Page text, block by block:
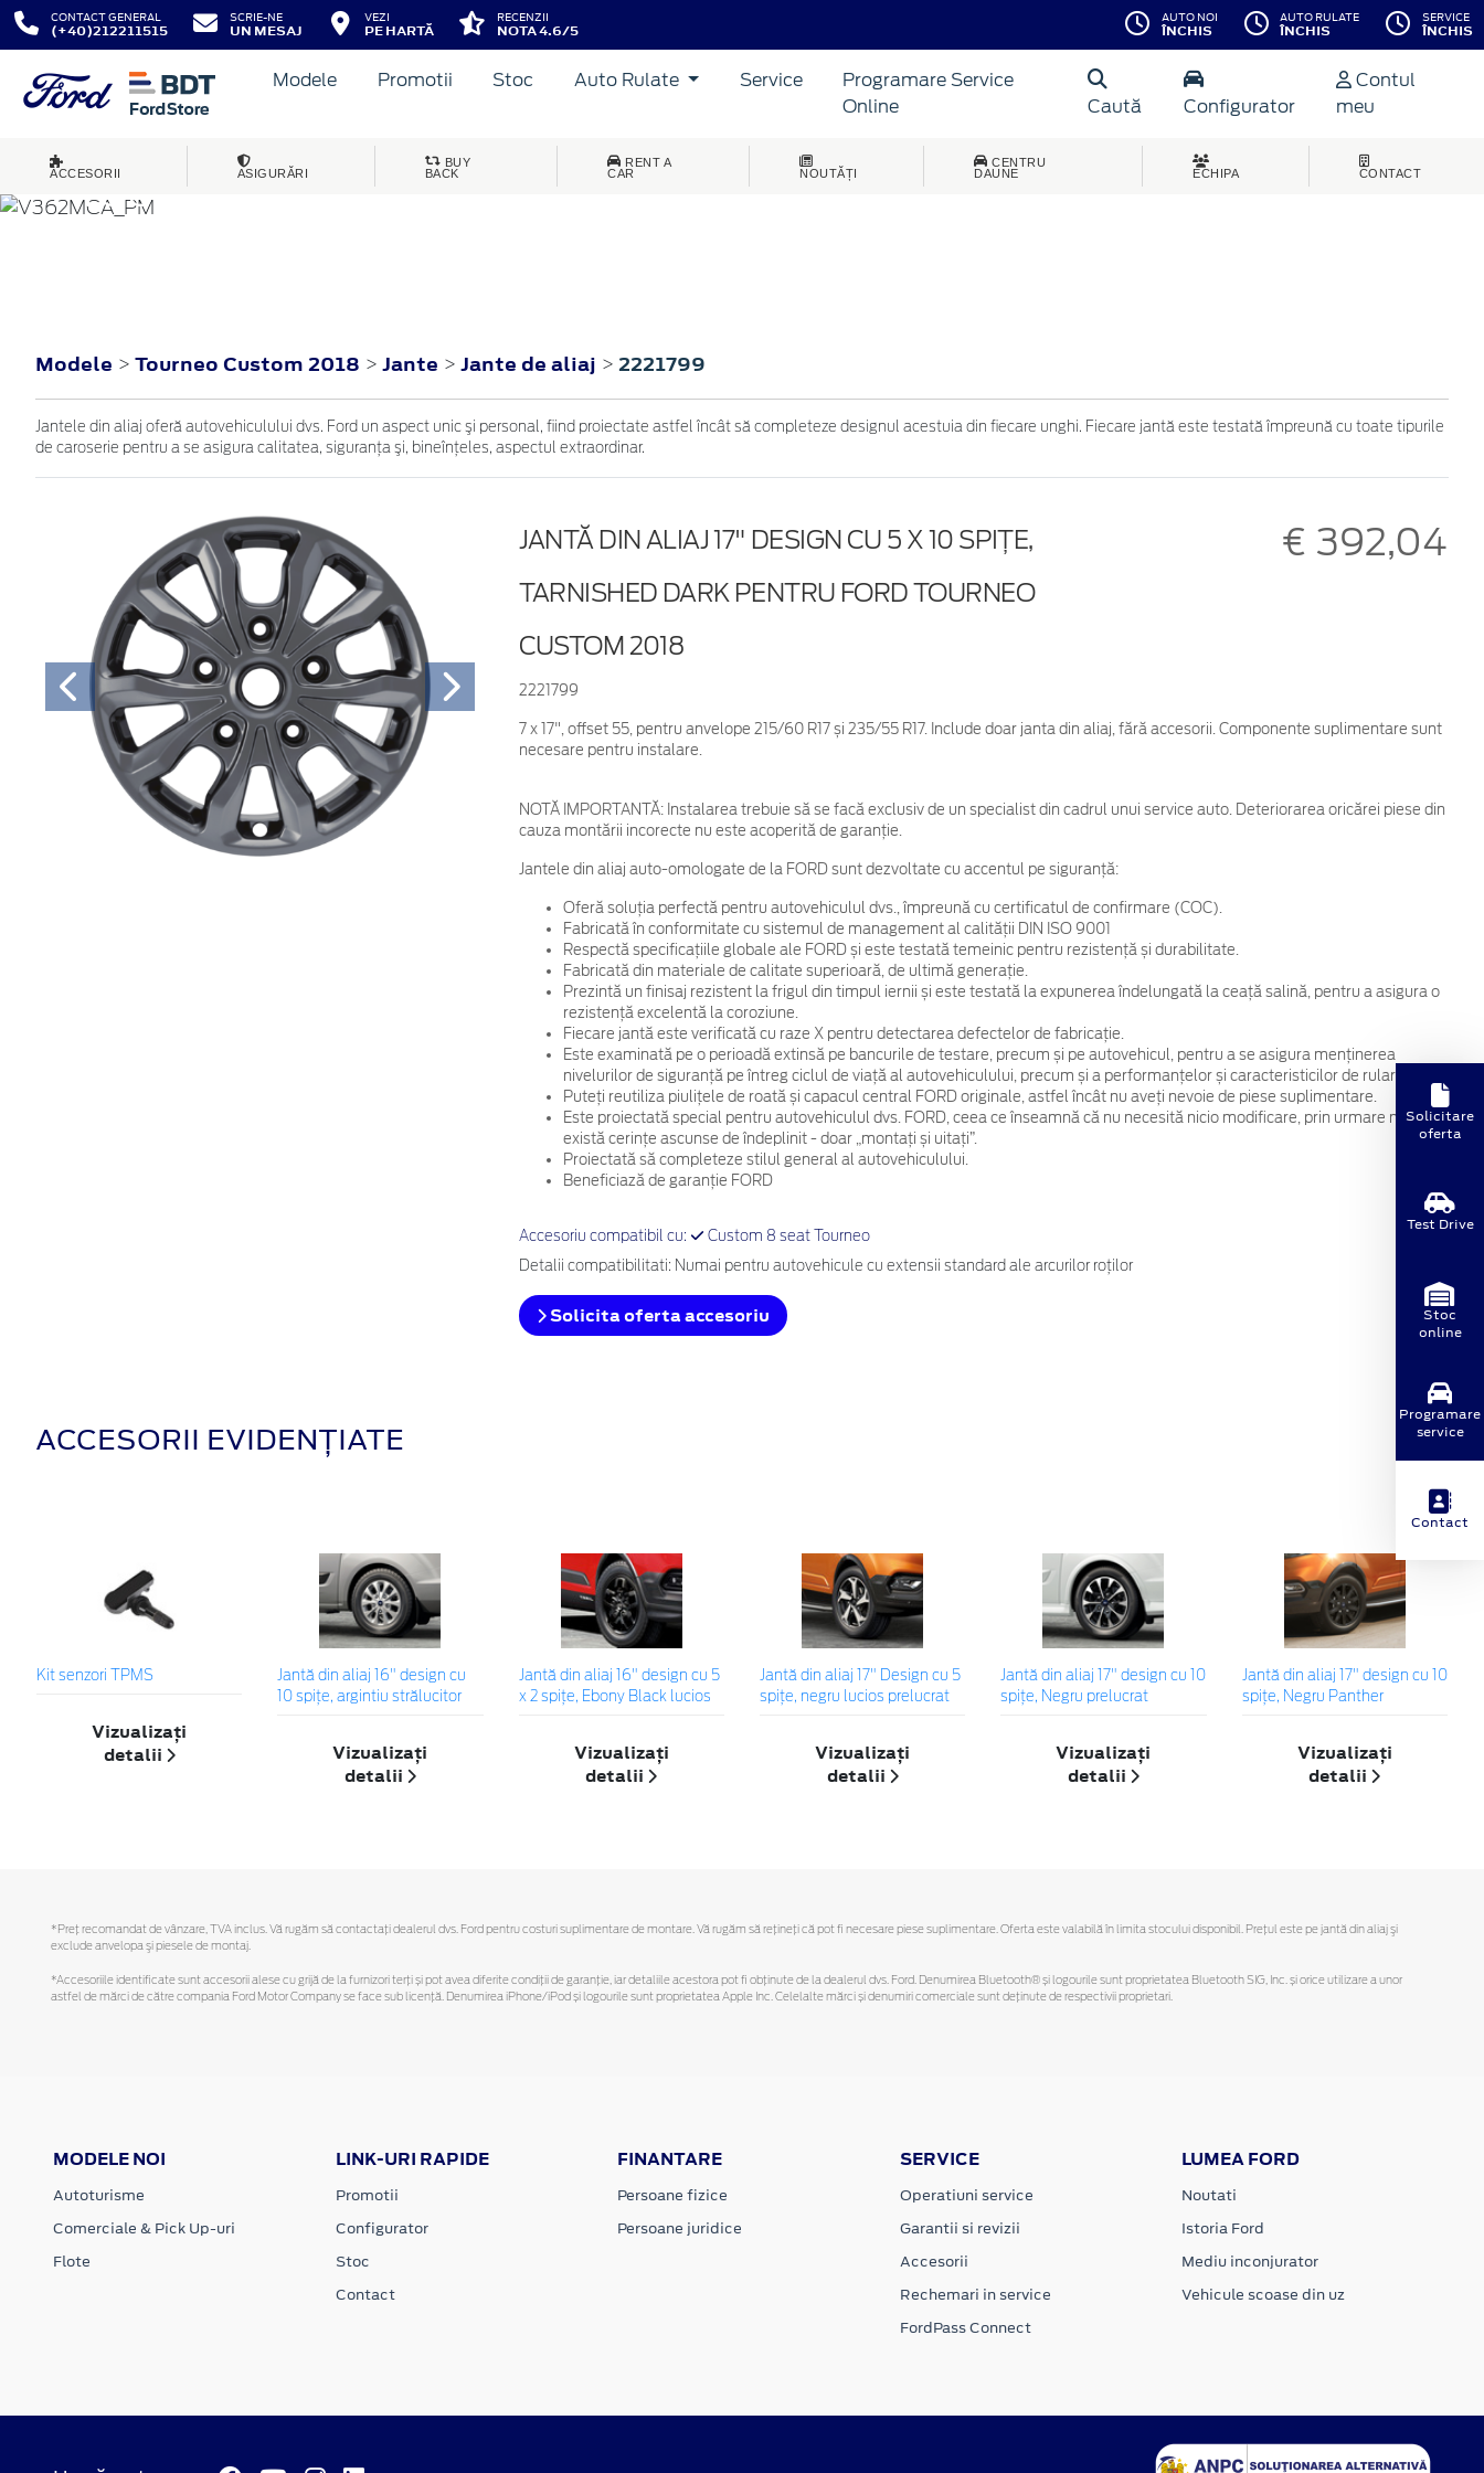
CONTACT GENERAL
(+40)212211515
SCRIE-NE
UN MESAJ
VEZI
PE HARTĂ
RECENZII
NOTA 4.6/5
AUTO NOI
ÎNCHIS
AUTO RULATE
ÎNCHIS
SERVICE
ÎNCHIS
Modele Promotii Stoc Auto Rulate Service
Programare Service
Online
Caută Configurator
Contul
meu
ACCESORII ASIGURĂRI
BUY
BACK
RENT A
CAR
NOUTĂȚI
CENTRU
DAUNE
ECHIPA CONTACT
TOURNEO CUSTOM
Modele > Tourneo Custom 2018 > Jante > Jante de aliaj > 2221799
Jantele din aliaj oferă autovehiculului dvs. Ford un aspect unic şi personal, fiind proiectate astfel încât să completeze designul acestuia din fiecare unghi. Fiecare jantă este testată împreună cu toate tipurile
de caroserie pentru a se asigura calitatea, siguranţa şi, bineînţeles, aspectul extraordinar.
JANTĂ DIN ALIAJ 17" DESIGN CU 5 X 10 SPIȚE,
TARNISHED DARK PENTRU FORD TOURNEO
CUSTOM 2018
2221799
€ 392,04
7 x 17", offset 55, pentru anvelope 215/60 R17 și 235/55 R17. Include doar janta din aliaj, fără accesorii. Componente suplimentare sunt
necesare pentru instalare.
NOTĂ IMPORTANTĂ:Instalarea trebuie să se facă exclusiv de un specialist din cadrul unui service auto. Deteriorarea oricărei piese din
cauza montării incorecte nu este acoperită de garanţie.
Jantele din aliaj auto-omologate de la FORD sunt dezvoltate cu accentul pe siguranță:
Oferă soluția perfectă pentru autovehiculul dvs., împreună cu certificatul de confirmare (COC).
Fabricată în conformitate cu sistemul de management al calității DIN ISO 9001
Respectă specificațiile globale ale FORD și este testată temeinic pentru rezistență și durabilitate.
Fabricată din materiale de calitate superioară, de ultimă generație.
Prezintă un finisaj rezistent la frigul din timpul iernii și este testată la expunerea îndelungată la ceață salină, pentru a asigura o
rezistență excelentă la coroziune.
Fiecare jantă este verificată cu raze X pentru detectarea defectelor de fabricație.
Este examinată pe o perioadă extinsă pe bancurile de testare, precum și pe autovehicul, pentru a se asigura menținerea
nivelurilor de siguranță pe întreg ciclul de viață al autovehiculului, precum și a performanțelor și caracteristicilor de rulare.
Puteți reutiliza piulițele de roată și capacul central FORD originale, astfel încât nu aveți nevoie de piese suplimentare.
Este proiectată special pentru autovehiculul dvs. FORD, ceea ce înseamnă că nu necesită nicio modificare, prin urmare nu
există cerințe ascunse de îndeplinit - doar „montați și uitați”.
Proiectată să completeze stilul general al autovehiculului.
Beneficiază de garanție FORD
Accesoriu compatibil cu: Custom 8 seat Tourneo
Detalii compatibilitati: Numai pentru autovehicule cu extensii standard ale arcurilor roților
Solicita oferta accesoriu
ACCESORII EVIDENȚIATE
Kit senzori TPMS
Vizualizați
detalii
Jantă din aliaj 16" design cu
10 spițe, argintiu strălucitor
Vizualizați
detalii
Jantă din aliaj 16" design cu 5
x 2 spițe, Ebony Black lucios
Vizualizați
detalii
Jantă din aliaj 17" Design cu 5
spiţe, negru lucios prelucrat
Vizualizați
detalii
Jantă din aliaj 17" design cu 10
spițe, Negru prelucrat
Vizualizați
detalii
Jantă din aliaj 17" design cu 10
spițe, Negru Panther
Vizualizați
detalii
*Preţ recomandat de vânzare, TVA inclus. Vă rugăm să contactaţi dealerul dvs. Ford pentru costuri suplimentare de montare. Vă rugăm să reţineţi că pot fi necesare piese suplimentare. Oferta este valabilă în limita stocului disponibil. Preţul este pe jantă din aliaj şi
exclude anvelopa şi piesele de montaj.
*Accesoriile identificate sunt accesorii alese cu grijă de la furnizori terți și pot avea diferite condiții de garanție, iar detaliile acestora pot fi obținute de la dealerul dvs. Ford. Denumirea Bluetooth® și logourile sunt proprietatea Bluetooth SIG, Inc. și orice utilizare a unor
astfel de mărci de către compania Ford Motor Company se face sub licență. Denumirea iPhone/iPod și logourile sunt proprietatea Apple Inc. Celelalte mărci și denumiri comerciale sunt deținute de respectivii proprietari.
MODELE NOI
Autoturisme
Comerciale & Pick Up-uri
Flote
LINK-URI RAPIDE
Promotii
Configurator
Stoc
Contact
FINANTARE
Persoane fizice
Persoane juridice
SERVICE
Operatiuni service
Garantii si revizii
Accesorii
Rechemari in service
FordPass Connect
LUMEA FORD
Noutati
Istoria Ford
Mediu inconjurator
Vehicule scoase din uz
Solicitare
oferta
Test Drive
Stoc
online
Programare
service
Contact